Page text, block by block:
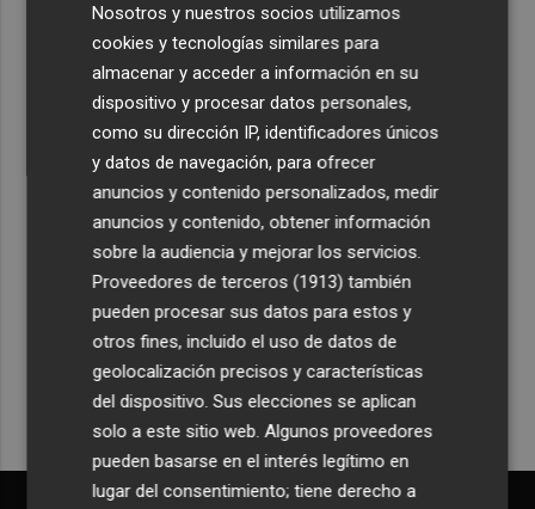
Las '200 vidas' que llevaron a Paco Rabal de Águilas a la
cima del cine: un documental recupera la voz y la mirada
del actor
Recibe toda la actualidad de
Plaza Podcast en tu correo
Quiero suscribirme
Nosotros y nuestros socios utilizamos
cookies y tecnologías similares para
almacenar y acceder a información en su
dispositivo y procesar datos personales,
como su dirección IP, identificadores únicos
y datos de navegación, para ofrecer
anuncios y contenido personalizados, medir
anuncios y contenido, obtener información
sobre la audiencia y mejorar los servicios.
Proveedores de terceros (1913) también
pueden procesar sus datos para estos y
otros fines, incluido el uso de datos de
geolocalización precisos y características
del dispositivo. Sus elecciones se aplican
solo a este sitio web. Algunos proveedores
pueden basarse en el interés legítimo en
lugar del consentimiento; tiene derecho a